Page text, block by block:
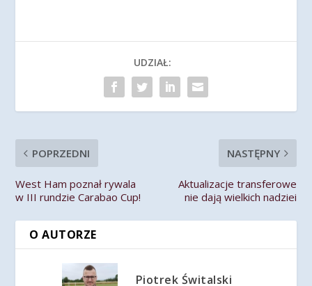
UDZIAŁ:
POPRZEDNI
West Ham poznał rywala
w III rundzie Carabao Cup!
NASTĘPNY
Aktualizacje transferowe
nie dają wielkich nadziei
O AUTORZE
Piotrek Świtalski